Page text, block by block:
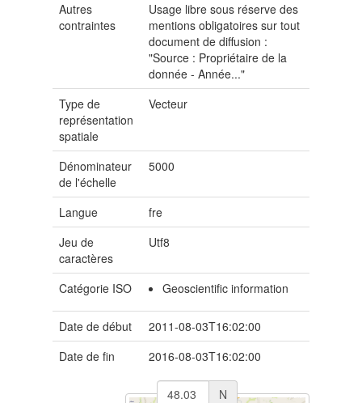
Autres
contraintes
Usage libre sous réserve des
mentions obligatoires sur tout
document de diffusion :
"Source : Propriétaire de la
donnée - Année..."
Type de
représentation
spatiale
Vecteur
Dénominateur
de l'échelle
5000
Langue
fre
Jeu de
caractères
Utf8
Catégorie ISO Geoscientific information
Date de début
2011-08-03T16:02:00
Date de fin
2016-08-03T16:02:00
N